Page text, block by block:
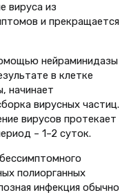
вируса из
и прекращается
нейраминидазы
в клетке
начинает
вирусных частиц.
вирусов протекает
– 1–2 суток.
полиорганных
инфекция обычно